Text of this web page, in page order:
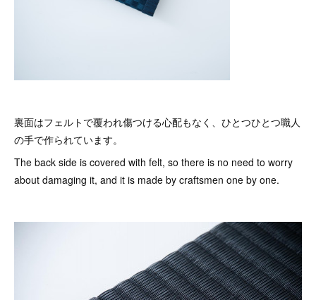
裏面はフェルトで覆われ傷つける心配もなく、ひとつひとつ職人
の手で作られています。
The back side is covered with felt, so there is no need to worry
about damaging it, and it is made by craftsmen one by one.